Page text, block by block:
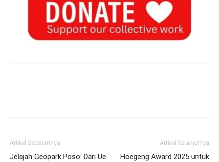
Artikel Sebelumnya
Jelajah Geopark Poso: Dari Ue
Artikel Selanjutnya
Hoegeng Award 2025 untuk